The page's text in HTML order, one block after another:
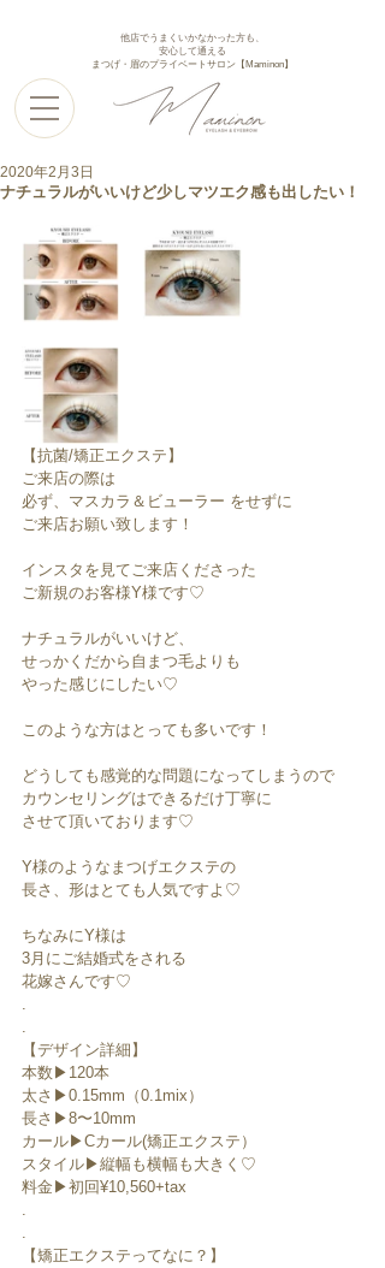
他店でうまくいかなかった方も、
安心して通える
まつげ・眉のプライベートサロン【Maminon】
ナチュラルがいいけど少しマツエク感も出したい！
2020年2月3日
【抗菌/矯正エクステ】
ご来店の際は
必ず、マスカラ＆ビューラー をせずに
ご来店お願い致します！
インスタを見てご来店くださった
ご新規のお客様Y様です♡
ナチュラルがいいけど、
せっかくだから自まつ毛よりも
やった感じにしたい♡
このような方はとっても多いです！
どうしても感覚的な問題になってしまうので
カウンセリングはできるだけ丁寧に
させて頂いております♡
Y様のようなまつげエクステの
長さ、形はとても人気ですよ♡
ちなみにY様は
3月にご結婚式をされる
花嫁さんです♡
.
.
【デザイン詳細】
本数▶︎120本
太さ▶︎0.15mm（0.1mix）
長さ▶︎8〜10mm
カール▶︎Cカール(矯正エクステ）
スタイル▶︎縦幅も横幅も大きく♡
料金▶︎初回¥10,560+tax
.
.
【矯正エクステってなに？】